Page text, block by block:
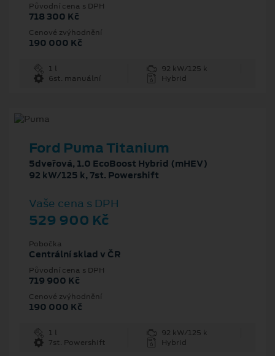
Původní cena s DPH
718 300 Kč
Cenové zvýhodnění
190 000 Kč
1 l
92 kW/125 k
6st. manuální
Hybrid
Ford Puma Titanium
5dveřová, 1.0 EcoBoost Hybrid (mHEV)
92 kW/125 k, 7st. Powershift
Vaše cena s DPH
529 900 Kč
Pobočka
Centrální sklad v ČR
Původní cena s DPH
719 900 Kč
Cenové zvýhodnění
190 000 Kč
1 l
92 kW/125 k
7st. Powershift
Hybrid